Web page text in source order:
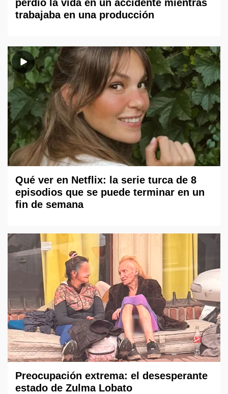
perdió la vida en un accidente mientras
trabajaba en una producción
Qué ver en Netflix: la serie turca de 8
episodios que se puede terminar en un
fin de semana
Preocupación extrema: el desesperante
estado de Zulma Lobato